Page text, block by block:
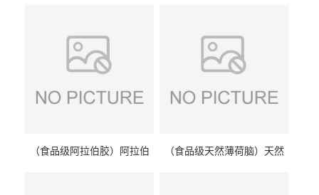
（食品级阿拉伯胶）阿拉伯
（食品级天然薄荷脑）天然